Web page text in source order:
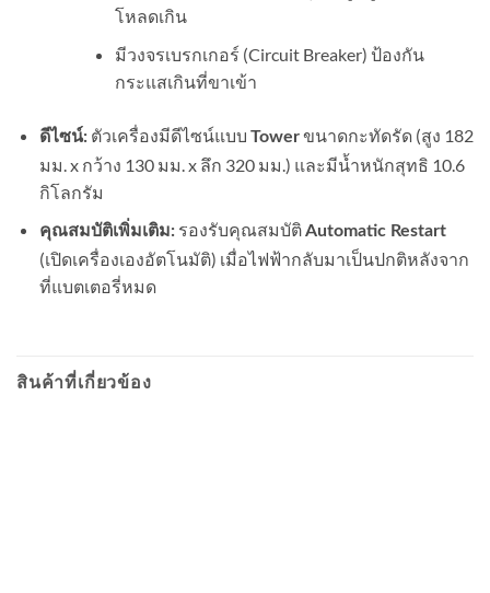
โหลดเกิน
มีวงจรเบรกเกอร์ (Circuit Breaker) ป้องกัน
กระแสเกินที่ขาเข้า
ดีไซน์:ตัวเครื่องมีดีไซน์แบบ Towerขนาดกะทัดรัด (สูง 182
มม. x กว้าง 130 มม. x ลึก 320 มม.) และมีน้ำหนักสุทธิ 10.6
กิโลกรัม
คุณสมบัติเพิ่มเติม:รองรับคุณสมบัติAutomatic Restart
(เปิดเครื่องเองอัตโนมัติ) เมื่อไฟฟ้ากลับมาเป็นปกติหลังจาก
ที่แบตเตอรี่หมด
สินค้าที่เกี่ยวข้อง